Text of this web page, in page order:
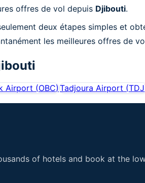
offres de vol depuis Djibouti.
deux étapes simples et
les meilleures offres de
Airport (OBC)Tadjoura Airport (TDJ
of hotels and book at the